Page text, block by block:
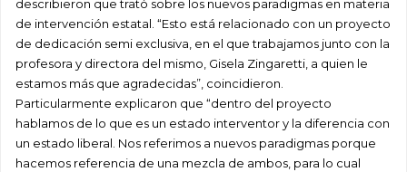
describieron que trató sobre los nuevos paradigmas en materia
de intervención estatal. “Esto está relacionado con un proyecto
de dedicación semi exclusiva, en el que trabajamos junto con la
profesora y directora del mismo, Gisela Zingaretti, a quien le
estamos más que agradecidas”, coincidieron.
Particularmente explicaron que “dentro del proyecto
hablamos de lo que es un estado interventor y la diferencia con
un estado liberal. Nos referimos a nuevos paradigmas porque
hacemos referencia de una mezcla de ambos, para lo cual